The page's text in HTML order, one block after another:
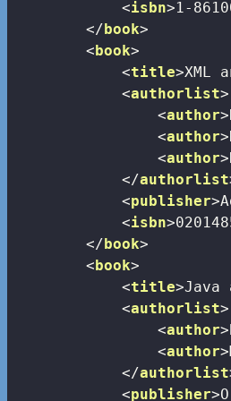
<isbn>1-
</book>
<book>
<title>XML
<authorlist>
<author>
<author>
<author>
</authorlist
<publisher>
<isbn>
</book>
<book>
<title>Java
<authorlist>
<author>
<author>
</authorlist
<publisher>